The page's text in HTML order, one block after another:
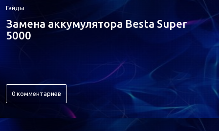
Гайды
Замена аккумулятора Besta Super
5000
0 комментариев